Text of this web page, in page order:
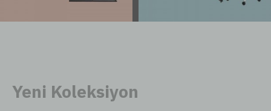
Yeni Koleksiyon